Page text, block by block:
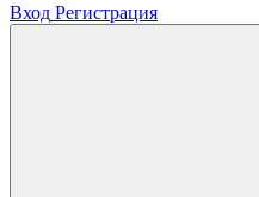
Вход Регистрация